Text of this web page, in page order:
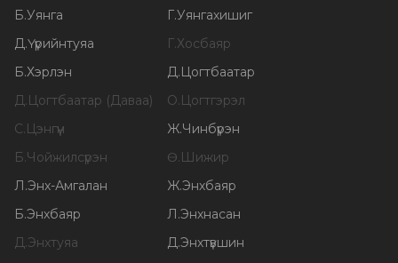
Б.Уянга Г.Уянгахишиг
Д.Үүрийнтуяа Г.Хосбаяр
Б.Хэрлэн Д.Цогтбаатар
Д.Цогтбаатар (Даваа) О.Цогтгэрэл
С.Цэнгүүн Ж.Чинбүрэн
Б.Чойжилсүрэн Ө.Шижир
Л.Энх-Амгалан Ж.Энхбаяр
Б.Энхбаяр Л.Энхнасан
Д.Энхтуяа Д.Энхтүвшин